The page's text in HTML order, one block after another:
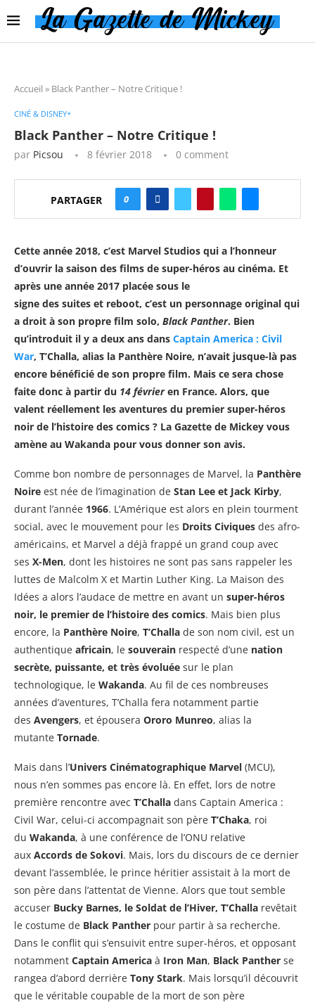
Accueil » Black Panther – Notre Critique !
CINÉ & DISNEY+
Black Panther – Notre Critique !
par Picsou 8 février 2018 0 comment
PARTAGER 0
Cette année 2018, c’est Marvel Studios qui a l’honneur
d’ouvrir la saison des films de super-héros au cinéma. Et
après une année 2017 placée sous le
signe des suites et reboot, c’est un personnage original qui
a droit à son propre film solo, Black Panther. Bien
qu’introduit il y a deux ans dans Captain America : Civil
War, T’Challa, alias la Panthère Noire, n’avait jusque-là pas
encore bénéficié de son propre film. Mais ce sera chose
faite donc à partir du 14 févrieren France. Alors, que
valent réellement les aventures du premier super-héros
noir de l’histoire des comics ? La Gazette de Mickey vous
amène au Wakanda pour vous donner son avis.
Comme bon nombre de personnages de Marvel, la Panthère
Noire est née de l’imagination de Stan Lee et Jack Kirby,
durant l’année 1966. L’Amérique est alors en plein tourment
social, avec le mouvement pour les Droits Civiques des afro-
américains, et Marvel a déjà frappé un grand coup avec
ses X-Men, dont les histoires ne sont pas sans rappeler les
luttes de Malcolm X et Martin Luther King. La Maison des
Idées a alors l’audace de mettre en avant un super-héros
noir, le premier de l’histoire des comics. Mais bien plus
encore, la Panthère Noire, T’Challa de son nom civil, est un
authentique africain, le souverain respecté d’une nation
secrète, puissante, et très évoluée sur le plan
technologique, le Wakanda. Au fil de ces nombreuses
années d’aventures, T’Challa fera notamment partie
des Avengers, et épousera Ororo Munreo, alias la
mutante Tornade.
Mais dans l’Univers Cinématographique Marvel (MCU),
nous n’en sommes pas encore là. En effet, lors de notre
première rencontre avec T’Challa dans Captain America :
Civil War, celui-ci accompagnait son père T’Chaka, roi
du Wakanda, à une conférence de l’ONU relative
aux Accords de Sokovi. Mais, lors du discours de ce dernier
devant l’assemblée, le prince héritier assistait à la mort de
son père dans l’attentat de Vienne. Alors que tout semble
accuser Bucky Barnes, le Soldat de l’Hiver, T’Challa revêtait
le costume de Black Panther pour partir à sa recherche.
Dans le conflit qui s’ensuivit entre super-héros, et opposant
notamment Captain America à Iron Man, Black Panther se
rangea d’abord derrière Tony Stark. Mais lorsqu’il découvrit
que le véritable coupable de la mort de son père